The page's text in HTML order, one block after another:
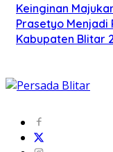
Keinginan
Prasetyo Menjadi
Kabupaten Blitar